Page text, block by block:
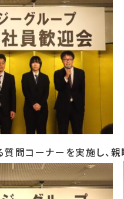
問コーナーを実施し、親